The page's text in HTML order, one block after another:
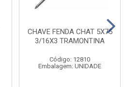
CHAVE FENDA CHAT 5X75
3/16X3 TRAMONTINA
Código: 12810
Embalagem: UNIDADE